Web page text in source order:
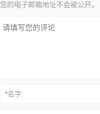
您的电子邮箱地址不会被公开。
*名字: